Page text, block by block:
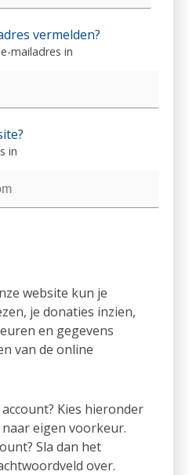
vermelden?
mailadres in
in
website kun je
je donaties inzien,
en gegevens
van de online
Kies hieronder
eigen voorkeur.
Sla dan het
over.